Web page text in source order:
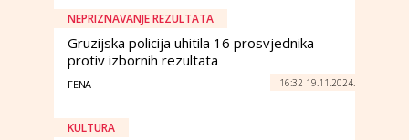
NEPRIZNAVANJE REZULTATA
Gruzijska policija uhitila 16 prosvjednika
protiv izbornih rezultata
FENA 16:32 19.11.2024.
KULTURA